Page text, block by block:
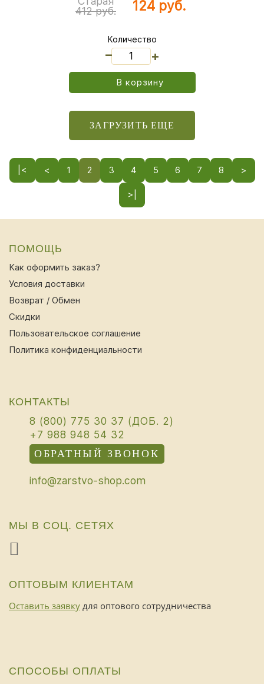
412 руб.
124 руб.
Количество
+
В корзину
ЗАГРУЗИТЬ ЕЩЕ
|< < 1 2 3 4 5 6 7 8 >
>|
ПОМОЩЬ
Как оформить заказ?
Условия доставки
Возврат / Обмен
Скидки
Пользовательское соглашение
Политика конфиденциальности
КОНТАКТЫ
8 (800) 775 30 37 (ДОБ. 2)
+7 988 948 54 32
ОБРАТНЫЙ ЗВОНОК
info@zarstvo-shop.com
МЫ В СОЦ. СЕТЯХ
ОПТОВЫМ КЛИЕНТАМ
Оставить заявку для оптового сотрудничества
СПОСОБЫ ОПЛАТЫ